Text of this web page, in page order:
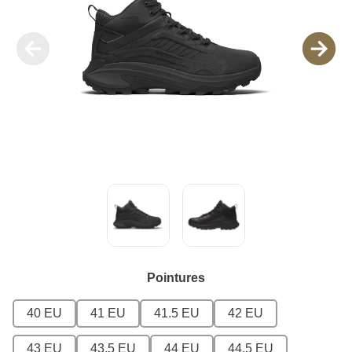
Pointures
40 EU 41 EU 41.5 EU 42 EU
43 EU 43.5 EU 44 EU 44.5 EU